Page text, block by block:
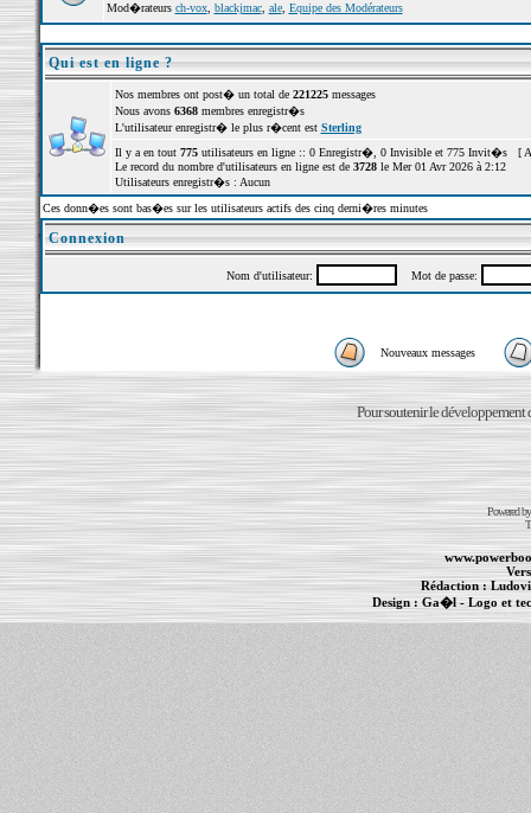
Mod�rateurs ch-vox, blackjmac, ale, Equipe des Modérateurs
Qui est en ligne ?
Nos membres ont post� un total de 221225messages
Nous avons 6368membres enregistr�s
L'utilisateur enregistr� le plus r�cent est Sterling
Il y a en tout 775utilisateurs en ligne :: 0 Enregistr�, 0 Invisible et 775 Invit�s [
Le record du nombre d'utilisateurs en ligne est de 3728le Mer 01 Avr 2026 à 2:12
Utilisateurs enregistr�s : Aucun
Ces donn�es sont bas�es sur les utilisateurs actifs des cinq derni�res minutes
Connexion
Nom d'utilisateur: Mot de passe:
Nouveaux messages
Pour soutenir le développement
Powered
Rédaction :
Design : Ga�l- Logo et